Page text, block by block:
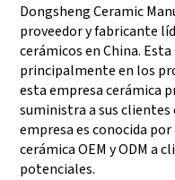
Dongsheng Ceramic
proveedor y fabricante
cerámicos en China.
principalmente en los
esta empresa cerámica
suministra a sus clientes
empresa es conocida
cerámica OEM y ODM a
potenciales.